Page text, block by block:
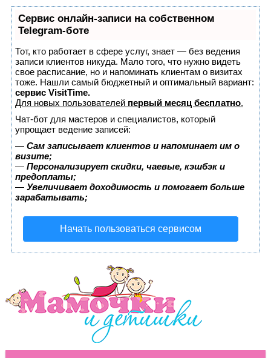
Сервис онлайн-записи на собственном
Telegram-боте
Тот, кто работает в сфере услуг, знает — без ведения
записи клиентов никуда. Мало того, что нужно видеть
свое расписание, но и напоминать клиентам о визитах
тоже. Нашли самый бюджетный и оптимальный вариант:
сервис VisitTime.
Для новых пользователей первый месяц бесплатно.
Чат-бот для мастеров и специалистов, который
упрощает ведение записей:
— Сам записывает клиентов и напоминает им о
визите;
— Персонализирует скидки, чаевые, кэшбэк и
предоплаты;
— Увеличивает доходимость и помогает больше
зарабатывать;
Начать пользоваться сервисом